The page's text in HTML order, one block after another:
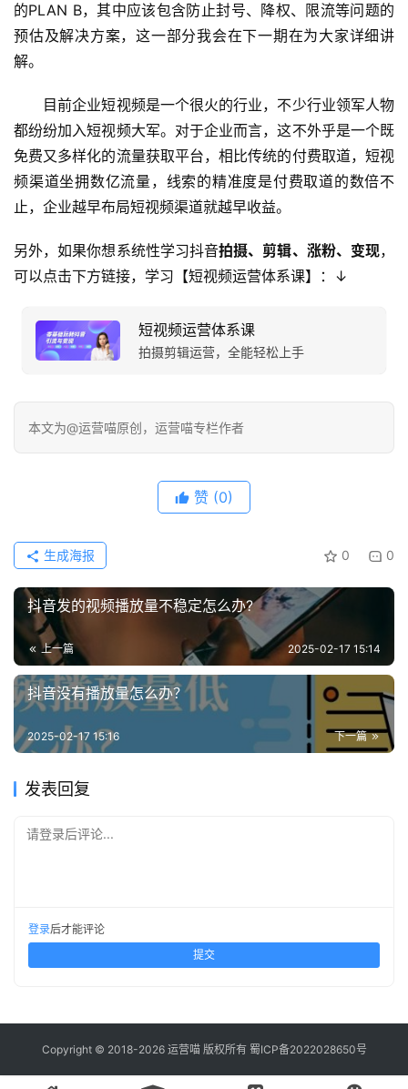
的PLAN B，其中应该包含防止封号、降权、限流等问题的
预估及解决方案，这一部分我会在下一期在为大家详细讲
解。
目前企业短视频是一个很火的行业，不少行业领军人物
都纷纷加入短视频大军。对于企业而言，这不外乎是一个既
免费又多样化的流量获取平台，相比传统的付费取道，短视
频渠道坐拥数亿流量，线索的精准度是付费取道的数倍不
止，企业越早布局短视频渠道就越早收益。
另外，如果你想系统性学习抖音拍摄、剪辑、涨粉、变现，
可以点击下方链接，学习【短视频运营体系课】：↓
短视频运营体系课
拍摄剪辑运营，全能轻松上手
本文为@运营喵原创，运营喵专栏作者
赞 (0)
0 0
生成海报
抖音发的视频播放量不稳定怎么办?
上一篇 2025-02-17 15:14
抖音没有播放量怎么办？
下一篇
2025-02-17 15:16
发表回复
请登录后评论...
登录后才能评论
提交
Copyright © 2018-2026 运营喵 版权所有 蜀ICP备2022028650号